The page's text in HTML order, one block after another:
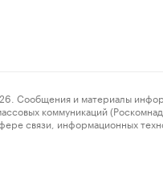
и материалы
коммуникаций
связи, информационных